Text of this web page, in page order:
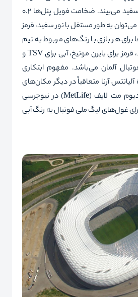
صورت رنگ یکپارچه‌ی سفید می‌بیند. ضخامت فویل پنل‌ها 0.2
به طور مستقل با نور سفید، قرمز
برای هر بازی با رنگ‌های مربوط به تیم
برای بایرن مونیخ، آبی برایTSVو
آلمان می‌باشد. مفهوم ابتکاری
آرنا متعاقباً در دیگر مکان‌های
مت لایف (MetLife) در نیوجرسی
غولهای لیگ ملی فوتبال به رنگ آبی